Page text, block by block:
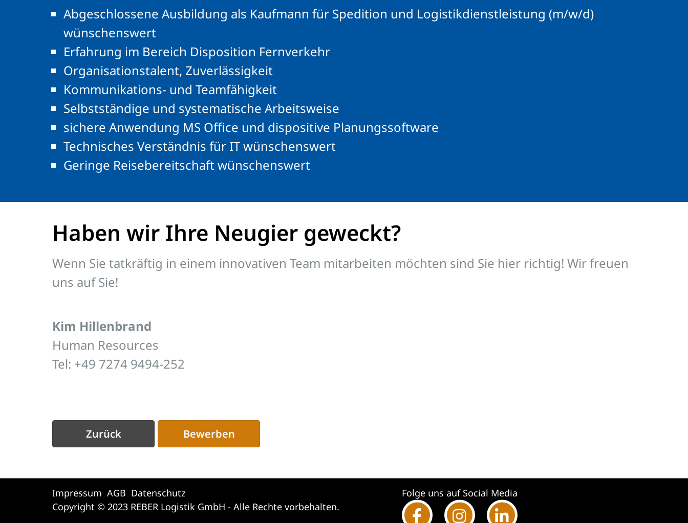
Abgeschlossene Ausbildung als Kaufmann für Spedition und Logistikdienstleistung (m/w/d)
wünschenswert
Erfahrung im Bereich Disposition Fernverkehr
Organisationstalent, Zuverlässigkeit
Kommunikations- und Teamfähigkeit
Selbstständige und systematische Arbeitsweise
sichere Anwendung MS Office und dispositive Planungssoftware
Technisches Verständnis für IT wünschenswert
Geringe Reisebereitschaft wünschenswert
Haben wir Ihre Neugier geweckt?
Wenn Sie tatkräftig in einem innovativen Team mitarbeiten möchten sind Sie hier richtig! Wir freuen
uns auf Sie!
Kim Hillenbrand
Human Resources
Tel: +49 7274 9494-252
Zurück Bewerben
Impressum AGB Datenschutz
Copyright © 2023 REBER Logistik GmbH - Alle Rechte vorbehalten.
Folge uns auf Social Media